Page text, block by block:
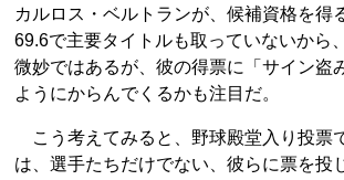
カルロス・ベルトランが、候補資格を得
69.6で主要タイトルも取っていないから
微妙ではあるが、彼の得票に「サイン盗
ようにからんでくるかも注目だ。
こう考えてみると、野球殿堂入り投票
は、選手たちだけでない、彼らに票を投